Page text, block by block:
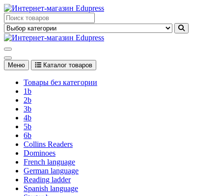
Перейти
к
содержимому
Edupress Uzbekistan, Edupress Узбекистан, книги, учебники на
английском языке
английском языке
Меню Каталог товаров
Товары без категории
1b
2b
3b
4b
5b
6b
Collins Readers
Dominoes
French language
German language
Reading ladder
Spanish language